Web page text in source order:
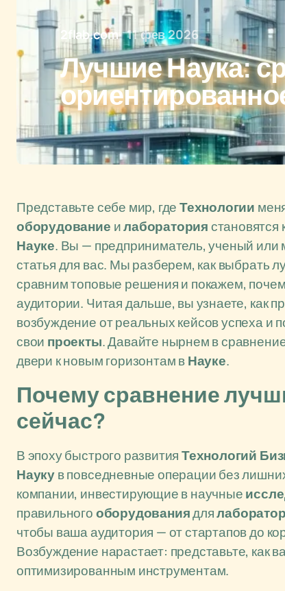
2flab.com 11 фев 2026
Лучшие Наука:
Представьте себе мир, гдеТехнологии
оборудование илаборатория
Науке. Вы — предприниматель, ученый или
статья для вас. Мы разберем, как
сравним топовые решения и покажем,
аудитории. Читая дальше, вы узнаете, как
возбуждение от реальных кейсов успеха и
свои проекты. Давайте нырнем в
двери к новым горизонтам вНауке.
Почему сравнение
сейчас?
В эпоху быстрого развитияТехнологий
Наукув повседневные операции без
компании, инвестирующие в научные
правильногооборудованиядля
чтобы ваша аудитория — от стартапов до
Возбуждение нарастает: представьте, как
оптимизированным инструментам.